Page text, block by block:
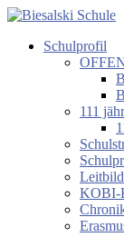
Zum
springen
Biesalski
Förderzentrum
körperliche
motorische
Entwicklung
Schulprofil
111
Leitbild
KOBI-